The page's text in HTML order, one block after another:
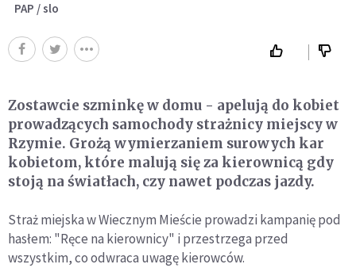
PAP / slo
Zostawcie szminkę w domu - apelują do kobiet
prowadzących samochody strażnicy miejscy w
Rzymie. Grożą wymierzaniem surowych kar
kobietom, które malują się za kierownicą gdy
stoją na światłach, czy nawet podczas jazdy.
Straż miejska w Wiecznym Mieście prowadzi kampanię pod
hasłem: "Ręce na kierownicy" i przestrzega przed
wszystkim, co odwraca uwagę kierowców.